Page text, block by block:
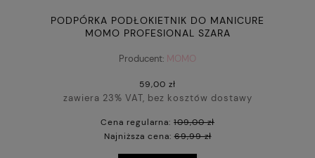
PODPÓRKA PODŁOKIETNIK DO MANICURE
MOMO PROFESIONAL SZARA
Producent: MOMO
59,00 zł
zawiera 23% VAT, bez kosztów dostawy
Cena regularna: 109,00 zł
Najniższa cena:69,99 zł